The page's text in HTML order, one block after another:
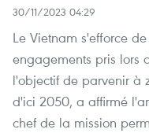
30/11/2023 04:29
Le Vietnam s'efforce
engagements pris lors
l'objectif de parvenir à
d'ici 2050, a affirmé
chef de la mission